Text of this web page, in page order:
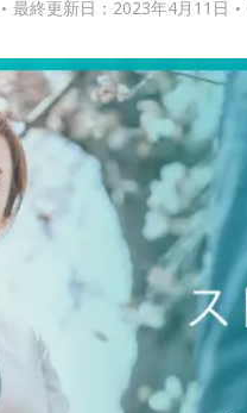
最終更新日：2023年4月11日